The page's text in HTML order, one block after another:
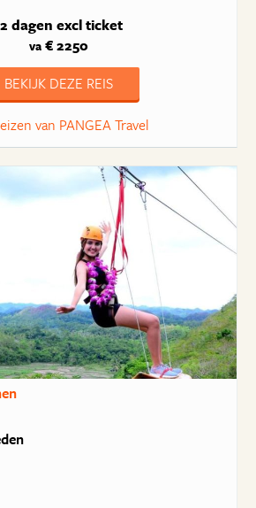
dagen excl ticket
va€ 2250
BEKIJK DEZE REIS
van PANGEA Travel